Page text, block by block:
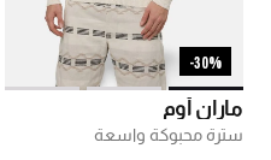
30%-
ماران أوم
سترة محبوكة واسعة